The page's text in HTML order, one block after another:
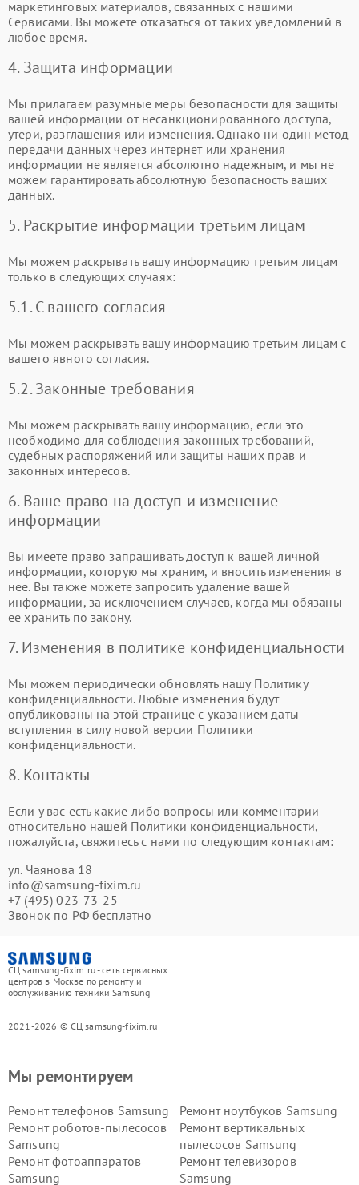
маркетинговых материалов, связанных с нашими
Сервисами. Вы можете отказаться от таких уведомлений в
любое время.
4. Защита информации
Мы прилагаем разумные меры безопасности для защиты
вашей информации от несанкционированного доступа,
утери, разглашения или изменения. Однако ни один метод
передачи данных через интернет или хранения
информации не является абсолютно надежным, и мы не
можем гарантировать абсолютную безопасность ваших
данных.
5. Раскрытие информации третьим лицам
Мы можем раскрывать вашу информацию третьим лицам
только в следующих случаях:
5.1. С вашего согласия
Мы можем раскрывать вашу информацию третьим лицам с
вашего явного согласия.
5.2. Законные требования
Мы можем раскрывать вашу информацию, если это
необходимо для соблюдения законных требований,
судебных распоряжений или защиты наших прав и
законных интересов.
6. Ваше право на доступ и изменение
информации
Вы имеете право запрашивать доступ к вашей личной
информации, которую мы храним, и вносить изменения в
нее. Вы также можете запросить удаление вашей
информации, за исключением случаев, когда мы обязаны
ее хранить по закону.
7. Изменения в политике конфиденциальности
Мы можем периодически обновлять нашу Политику
конфиденциальности. Любые изменения будут
опубликованы на этой странице с указанием даты
вступления в силу новой версии Политики
конфиденциальности.
8. Контакты
Если у вас есть какие-либо вопросы или комментарии
относительно нашей Политики конфиденциальности,
пожалуйста, свяжитесь с нами по следующим контактам:
ул. Чаянова 18
info@samsung-fixim.ru
+7 (495) 023-73-25
Звонок по РФ бесплатно
СЦ samsung-fixim.ru - сеть сервисных
центров в Москве по ремонту и
обслуживанию техники Samsung
2021-2026 © СЦ samsung-fixim.ru
Мы ремонтируем
Ремонт телефонов Samsung
Ремонт ноутбуков Samsung
Ремонт роботов-пылесосов
Samsung
Ремонт вертикальных
пылесосов Samsung
Ремонт фотоаппаратов
Samsung
Ремонт телевизоров
Samsung